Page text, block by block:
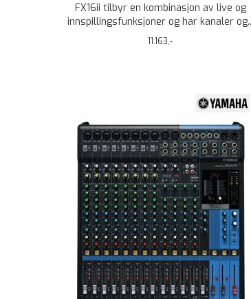
FX16ii tilbyr en kombinasjon av live og
innspillingsfunksjoner og har kanaler
11.163,-